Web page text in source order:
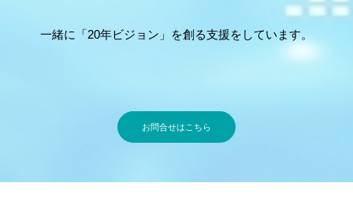
一緒に「20年ビジョン」を創る支援をしています。
お問合せはこちら